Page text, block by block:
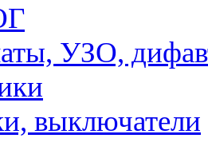
УЗО,
выключатели